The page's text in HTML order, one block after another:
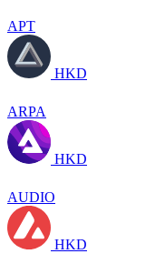
APT
HKD
ARPA
HKD
AUDIO
HKD